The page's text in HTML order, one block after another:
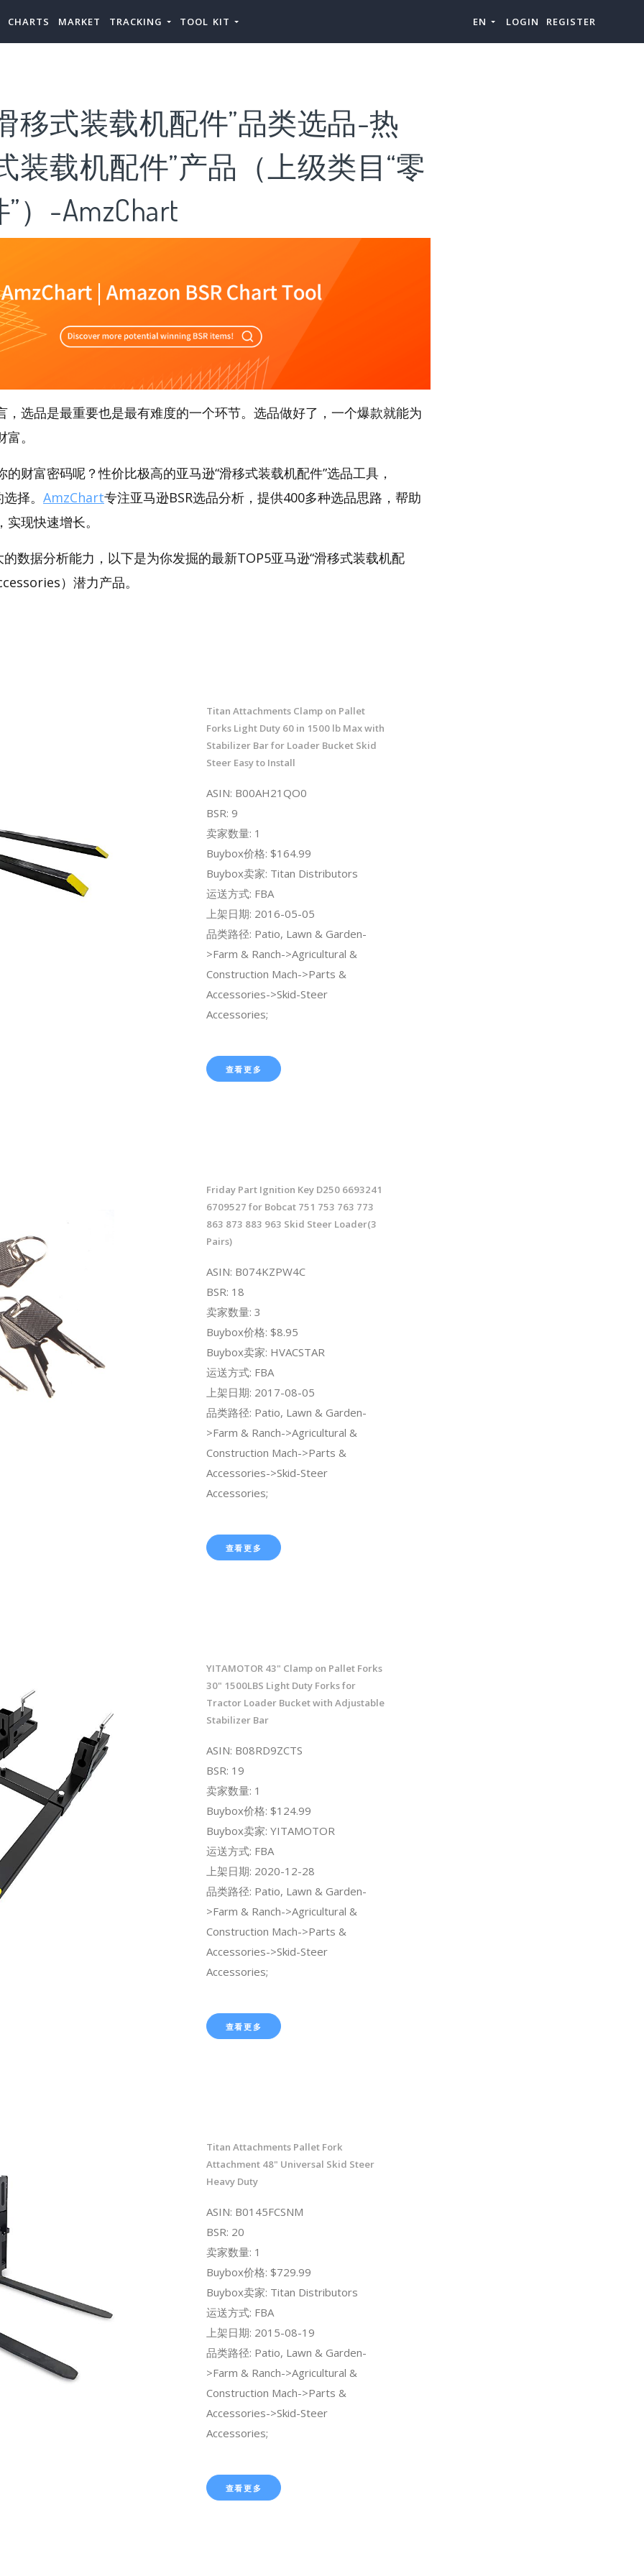
CHARTS MARKET TRACKING TOOL KIT EN LOGIN REGISTER
移式装载机配件”品类选品-热
装载机配件”产品（上级类目“零
）-AmzChart
，选品是最重要也是最有难度的一个环节。选品做好了，一个爆款就能为
。
财富密码呢？性价比极高的亚马逊“滑移式装载机配件”选品工具，
择。 AmzChart专注亚马逊BSR选品分析，提供400多种选品思路，帮助
现快速增长。
数据分析能力，以下是为你发掘的最新TOP5亚马逊“滑移式装载机配
）潜力产品。
Titan Attachments Clamp on Pallet
Forks Light Duty 60 in 1500 lb Max with
Stabilizer Bar for Loader Bucket Skid
Steer Easy to Install
ASIN: B00AH21QO0
BSR: 9
卖家数量: 1
Buybox价格: $164.99
Buybox卖家: Titan Distributors
运送方式: FBA
上架日期: 2016-05-05
品类路径: Patio, Lawn & Garden-
>Farm & Ranch->Agricultural &
Construction Mach->Parts &
Accessories->Skid-Steer
Accessories;
查看更多
Friday Part Ignition Key D250 6693241
6709527 for Bobcat 751 753 763 773
863 873 883 963 Skid Steer Loader(3
Pairs)
ASIN: B074KZPW4C
BSR: 18
卖家数量: 3
Buybox价格: $8.95
Buybox卖家: HVACSTAR
运送方式: FBA
上架日期: 2017-08-05
品类路径: Patio, Lawn & Garden-
>Farm & Ranch->Agricultural &
Construction Mach->Parts &
Accessories->Skid-Steer
Accessories;
查看更多
YITAMOTOR 43" Clamp on Pallet Forks
30" 1500LBS Light Duty Forks for
Tractor Loader Bucket with Adjustable
Stabilizer Bar
ASIN: B08RD9ZCTS
BSR: 19
卖家数量: 1
Buybox价格: $124.99
Buybox卖家: YITAMOTOR
运送方式: FBA
上架日期: 2020-12-28
品类路径: Patio, Lawn & Garden-
>Farm & Ranch->Agricultural &
Construction Mach->Parts &
Accessories->Skid-Steer
Accessories;
查看更多
Titan Attachments Pallet Fork
Attachment 48" Universal Skid Steer
Heavy Duty
ASIN: B0145FCSNM
BSR: 20
卖家数量: 1
Buybox价格: $729.99
Buybox卖家: Titan Distributors
运送方式: FBA
上架日期: 2015-08-19
品类路径: Patio, Lawn & Garden-
>Farm & Ranch->Agricultural &
Construction Mach->Parts &
Accessories->Skid-Steer
Accessories;
查看更多